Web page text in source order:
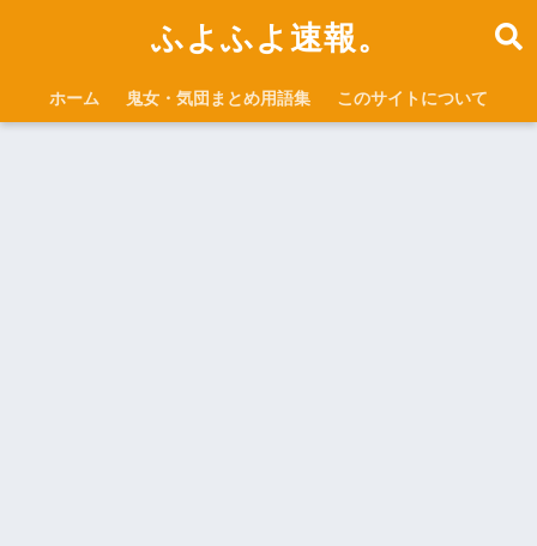
ふよふよ速報。
ホーム 鬼女・気団まとめ用語集 このサイトについて